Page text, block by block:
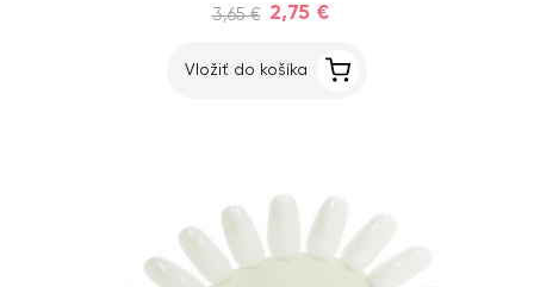
3,65 € 2,75 €
Vložiť do košíka